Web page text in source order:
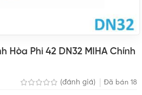
Hòa Phi 42 DN32 MIHA Chính
(đánh giá) Đã bán 18